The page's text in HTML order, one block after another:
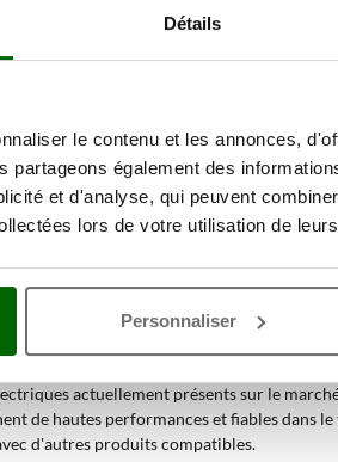
Détails
le contenu et les annonces,
partageons également des
et d'analyse, qui peuvent
lors de votre utilisation de
Personnaliser
série, qui souvent sont plus d'une. Grâce
encombrent peu et se rechargent
distribue sont :
professionnels :
des produits idéals pour tous ceux qui
performant. Les batteries
:
actuellement présents sur le
de hautes performances et fiables dans
d'autres produits compatibles.